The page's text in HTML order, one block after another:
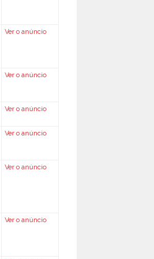
Ver o anúncio
Ver o anúncio
Ver o anúncio
Ver o anúncio
Ver o anúncio
Ver o anúncio